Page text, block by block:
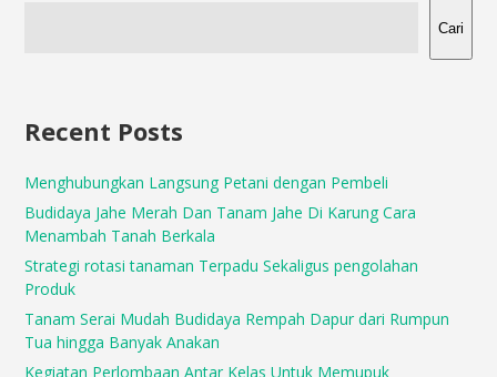
Cari
Recent Posts
Menghubungkan Langsung Petani dengan Pembeli
Budidaya Jahe Merah Dan Tanam Jahe Di Karung Cara
Menambah Tanah Berkala
Strategi rotasi tanaman Terpadu Sekaligus pengolahan
Produk
Tanam Serai Mudah Budidaya Rempah Dapur dari Rumpun
Tua hingga Banyak Anakan
Kegiatan Perlombaan Antar Kelas Untuk Memupuk